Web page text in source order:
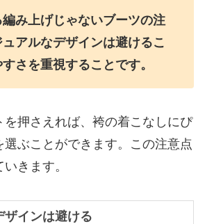
み上げじゃないブーツの注
アルなデザインは避けるこ
さを重視することです。
を押さえれば、袴の着こなしにぴ
選ぶことができます。この注意点
きます。
ザインは避ける